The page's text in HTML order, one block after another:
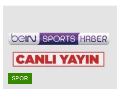
SPOR